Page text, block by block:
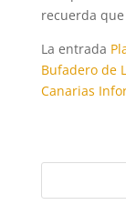
recuerda
La entrada
Bufadero de
Canarias